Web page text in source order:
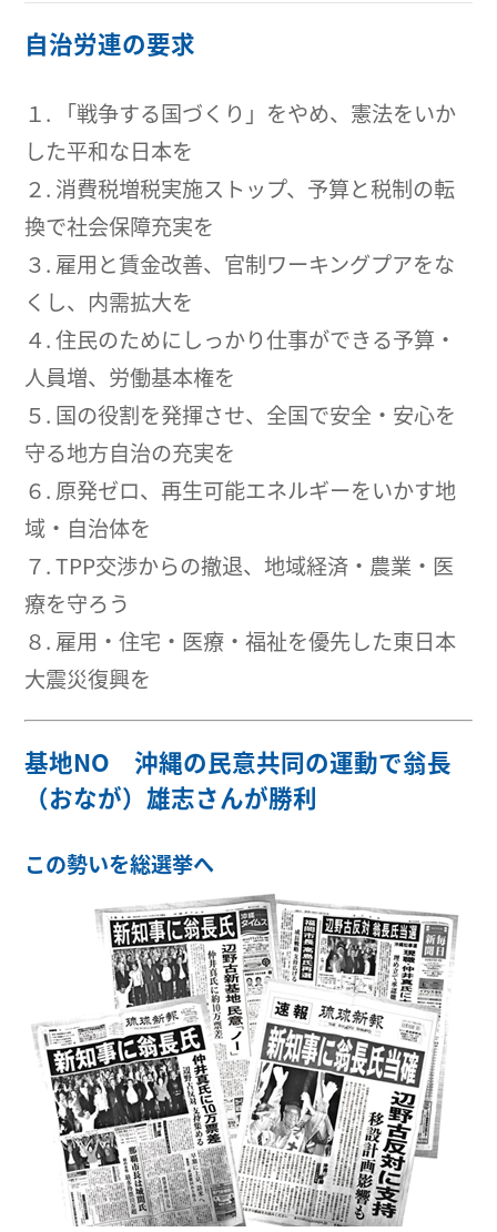
自治労連の要求
１. 「戦争する国づくり」をやめ、憲法をいか
した平和な日本を
２. 消費税増税実施ストップ、予算と税制の転
換で社会保障充実を
３. 雇用と賃金改善、官制ワーキングプアをな
くし、内需拡大を
４. 住民のためにしっかり仕事ができる予算・
人員増、労働基本権を
５. 国の役割を発揮させ、全国で安全・安心を
守る地方自治の充実を
６. 原発ゼロ、再生可能エネルギーをいかす地
域・自治体を
７. TPP交渉からの撤退、地域経済・農業・医
療を守ろう
８. 雇用・住宅・医療・福祉を優先した東日本
大震災復興を
基地NO 沖縄の民意共同の運動で翁長
（おなが）雄志さんが勝利
この勢いを総選挙へ